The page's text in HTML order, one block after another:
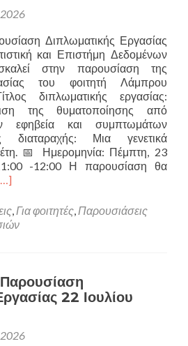
2026
Διπλωματικής Εργασίας
και Επιστήμη Δεδομένων
στην παρουσίαση της
του φοιτητή Λάμπρου
διπλωματικής εργασίας:
της θυματοποίησης από
εφηβεία και συμπτωμάτων
διαταραχής: Μια γενετικά
📅 Ημερομηνία: Πέμπτη, 23
-12:00 Η παρουσίαση θα
Εργασίας
,Για φοιτητές,Παρουσιάσεις
22 Ιουλίου
2026